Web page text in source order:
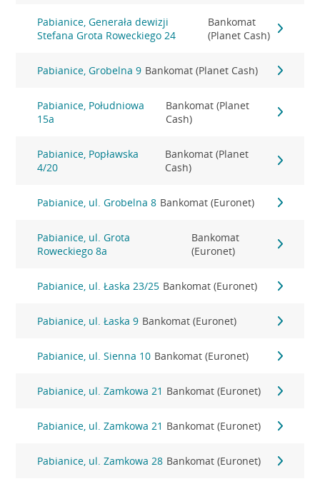
Pabianice, Generała dewizji
Stefana Grota Roweckiego 24
Bankomat
(Planet Cash)
Pabianice, Grobelna 9 Bankomat (Planet Cash)
Pabianice, Południowa
15a
Bankomat (Planet
Cash)
Pabianice, Popławska
4/20
Bankomat (Planet
Cash)
Pabianice, ul. Grobelna 8 Bankomat (Euronet)
Pabianice, ul. Grota
Roweckiego 8a
Bankomat
(Euronet)
Pabianice, ul. Łaska 23/25 Bankomat (Euronet)
Pabianice, ul. Łaska 9 Bankomat (Euronet)
Pabianice, ul. Sienna 10 Bankomat (Euronet)
Pabianice, ul. Zamkowa 21 Bankomat (Euronet)
Pabianice, ul. Zamkowa 21 Bankomat (Euronet)
Pabianice, ul. Zamkowa 28 Bankomat (Euronet)